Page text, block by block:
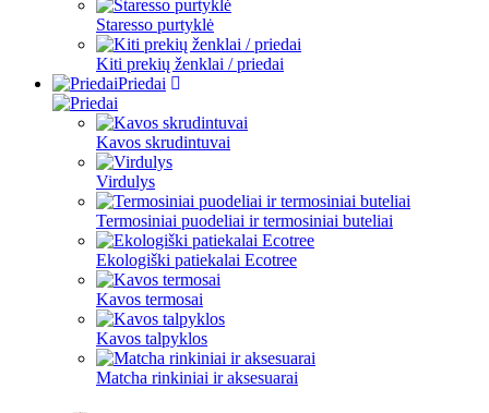
Staresso purtyklė
Kiti prekių ženklai / priedai
Priedai
Kavos skrudintuvai
Virdulys
Termosiniai puodeliai ir termosiniai buteliai
Ekologiški patiekalai Ecotree
Kavos termosai
Kavos talpyklos
Matcha rinkiniai ir aksesuarai